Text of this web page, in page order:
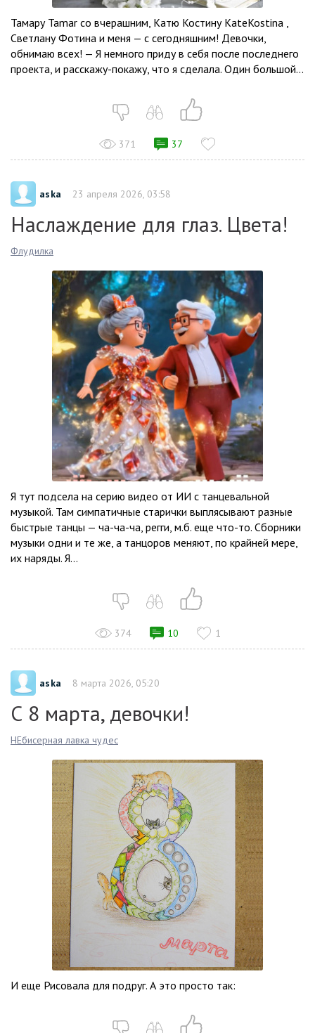
Тамару Tamar со вчерашним, Катю Костину KateKostina ,
Светлану Фотина и меня — с сегодняшним! Девочки,
обнимаю всех! — Я немного приду в себя после последнего
проекта, и расскажу-покажу, что я сделала. Один большой...
371 37
aska 23 апреля 2026, 03:58
Наслаждение для глаз. Цвета!
Флудилка
Я тут подсела на серию видео от ИИ с танцевальной
музыкой. Там симпатичные старички выплясывают разные
быстрые танцы — ча-ча-ча, регги, м.б. еще что-то. Сборники
музыки одни и те же, а танцоров меняют, по крайней мере,
их наряды. Я...
374 10 1
aska 8 марта 2026, 05:20
С 8 марта, девочки!
НЕбисерная лавка чудес
И еще Рисовала для подруг. А это просто так: